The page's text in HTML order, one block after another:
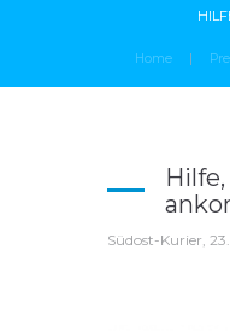
Home
Südost-Kurier,